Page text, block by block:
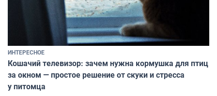
ИНТЕРЕСНОЕ
Кошачий телевизор: зачем нужна кормушка для птиц
за окном — простое решение от скуки и стресса
у питомца